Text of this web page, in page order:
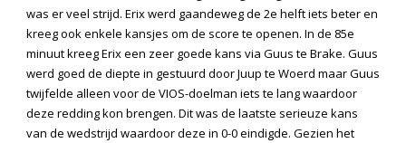
was er veel strijd. Erix werd gaandeweg de 2e helft iets beter en
kreeg ook enkele kansjes om de score te openen. In de 85e
minuut kreeg Erix een zeer goede kans via Guus te Brake. Guus
werd goed de diepte in gestuurd door Juup te Woerd maar Guus
twijfelde alleen voor de VIOS-doelman iets te lang waardoor
deze redding kon brengen. Dit was de laatste serieuze kans
van de wedstrijd waardoor deze in 0-0 eindigde. Gezien het